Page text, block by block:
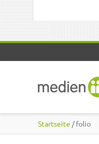
Startseite / folio